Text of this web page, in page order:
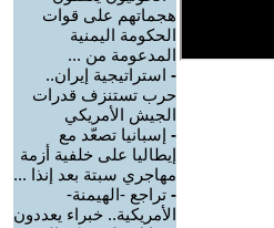
هجماتهم على قوات
الحكومة اليمنية
المدعومة من ...
- استراتيجية إيران..
حرب تستنزف قدرات
الجيش الأمريكي
- إسبانيا تصعّد مع
إيطاليا على خلفية أزمة
مهاجري سبتة بعد إنذا ...
- تراجع -الهيمنة-
الأمريكية.. خبراء يعددون